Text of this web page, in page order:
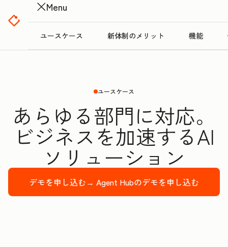
Menu
ユースケース 新体制のメリット 機能
ユースケース
あらゆる部門に対応。
ビジネスを加速するAI
ソリューション
デモを申し込む→ Agent Hubのデモを申し込む